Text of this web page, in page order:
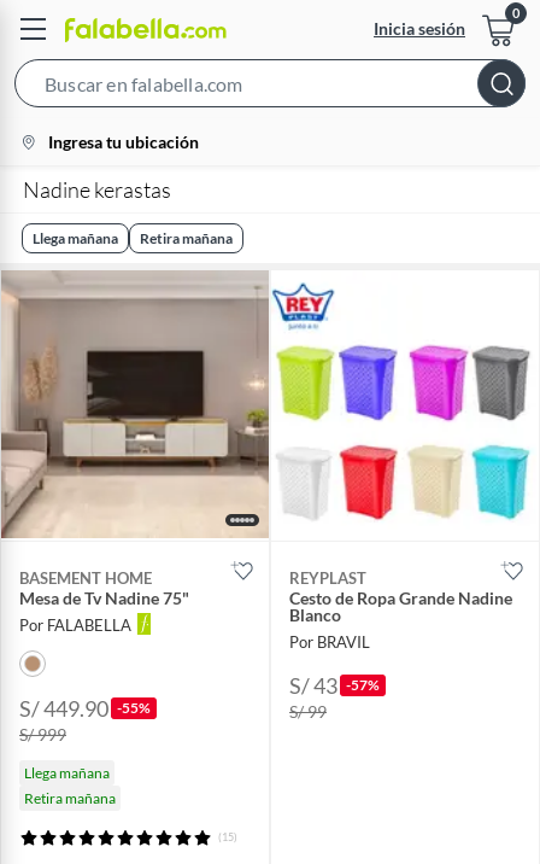
Inicia sesión
Bar
location-
icon
Ingresa tu ubicación
Nadine kerastas
Llega mañana Retira mañana
BASEMENT HOME
Mesa de Tv Nadine 75"
Por FALABELLA
S/ 449.90 -55%
S/ 999
Llega mañana
Retira mañana
(15)
REYPLAST
Cesto de Ropa Grande Nadine
Blanco
Por BRAVIL
S/ 43 -57%
S/ 99